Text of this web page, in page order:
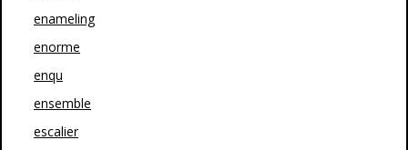
enameling
enorme
enqu
ensemble
escalier